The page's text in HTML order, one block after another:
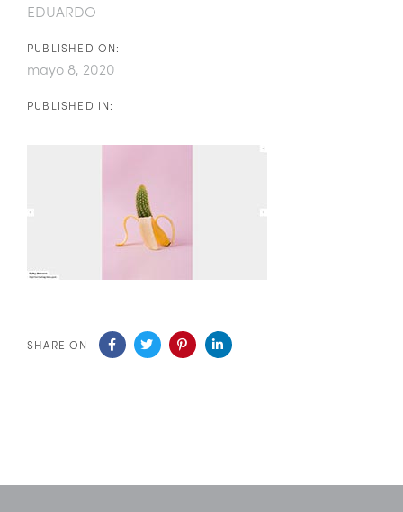
EDUARDO
PUBLISHED ON:
mayo 8, 2020
PUBLISHED IN:
SHARE ON